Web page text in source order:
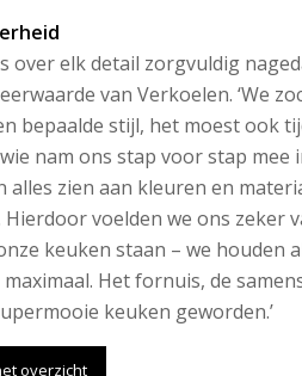
over elk detail zorgvuldig
van Verkoelen. ‘We
bepaalde stijl, het moest ook
nam ons stap voor stap mee
alles zien aan kleuren en
voelden we ons zeker
keuken staan – we houden
Het fornuis, de
keuken geworden.’
overzicht